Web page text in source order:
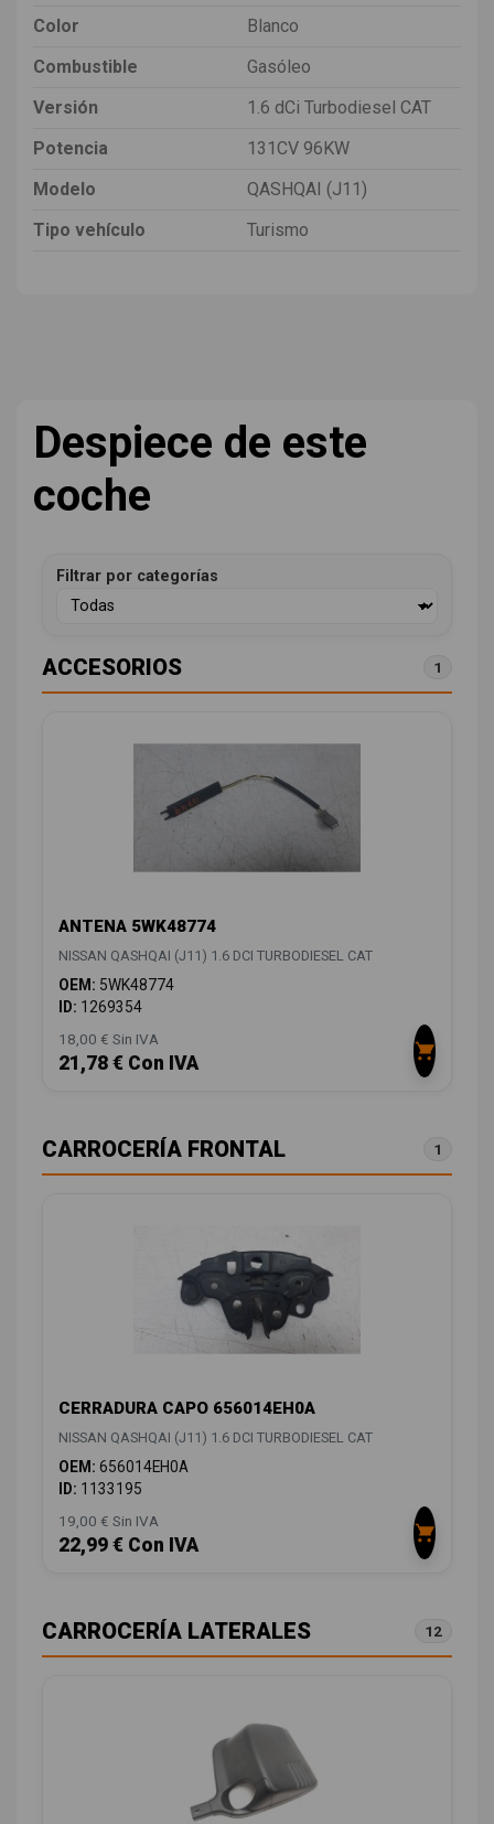
Color
Blanco
Combustible
Gasóleo
Versión
1.6 dCi Turbodiesel CAT
Potencia
131CV 96KW
Modelo
QASHQAI (J11)
Tipo vehículo
Turismo
Despiece de este
coche
Filtrar por categorías
ACCESORIOS 1
ANTENA 5WK48774
NISSAN QASHQAI (J11) 1.6 DCI TURBODIESEL CAT
OEM: 5WK48774
ID: 1269354
18,00 € Sin IVA
21,78 € Con IVA
CARROCERÍA FRONTAL 1
CERRADURA CAPO 656014EH0A
NISSAN QASHQAI (J11) 1.6 DCI TURBODIESEL CAT
OEM: 656014EH0A
ID: 1133195
19,00 € Sin IVA
22,99 € Con IVA
CARROCERÍA LATERALES 12